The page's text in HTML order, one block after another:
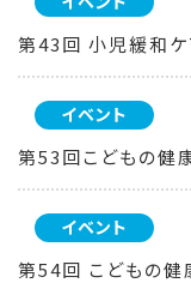
第43回 小児緩和ケ
イベント
第53回こどもの健
イベント
第54回 こどもの健